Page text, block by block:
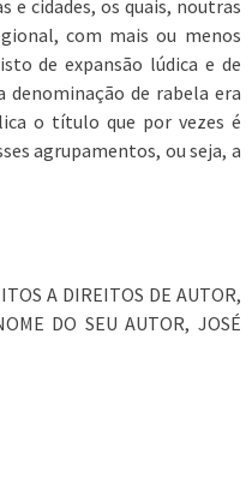
e cidades, os quais, noutras
com mais ou menos
de expansão lúdica e de
denominação de rabela era
o título que por vezes é
agrupamentos, ou seja, a
A DIREITOS DE AUTOR,
DO SEU AUTOR, JOSÉ